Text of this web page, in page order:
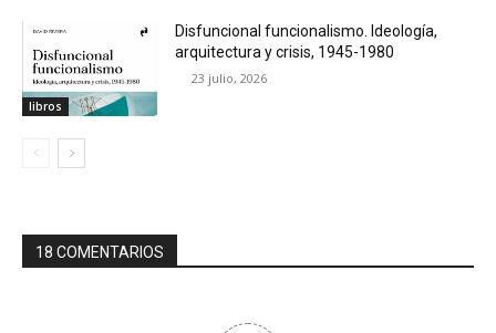
libros
Disfuncional funcionalismo. Ideología,
arquitectura y crisis, 1945-1980
23 julio, 2026
18 COMENTARIOS